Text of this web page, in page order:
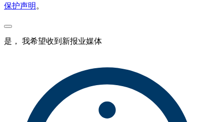
保护声明 。
是， 我希望收到新报业媒体